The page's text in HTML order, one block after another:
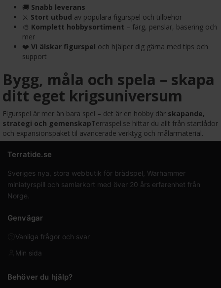
🚚 Snabb leverans
⚔️ Stort utbud av populära figurspel och tillbehör
🎨 Komplett hobbysortiment – färg, penslar, basering och
mer
❤️ Vi älskar figurspel och hjälper dig gärna med tips och
support
Bygg, måla och spela – skapa
ditt eget krigsuniversum
Figurspel är mer än bara spel – det är en hobby där skapande,
strategi och gemenskapTerraspel.se hittar du allt från startlådor
och expansionspaket til avancerade verktyg och målarmaterial.
Terratide.se
Sveriges nya, stora webbutik för brädspel, Warhammer
miniatyrspill och samlarkort med över 20 års erfarenhet från
Norge.
Genvägar
Vanliga frågor och svar
Min sida
Behöver du hjälp?